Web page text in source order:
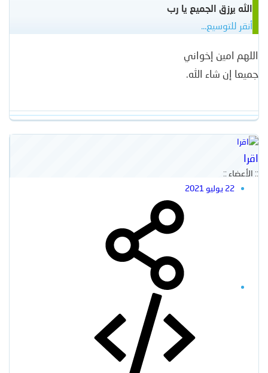
الله يرزق الجميع يا رب
أنقر للتوسيع...
اللهم امين إخواني
جميعا إن شاء الله.
اقرا
:: الأعضاء ::
22 يوليو 2021